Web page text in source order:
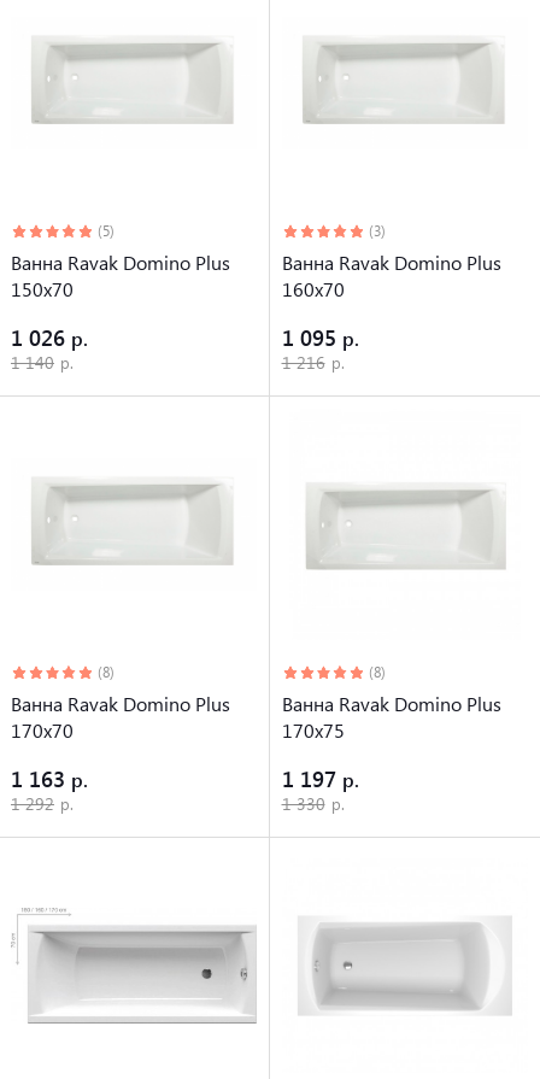
(5)
Ванна Ravak Domino Plus
150х70
1 026
1 140
(3)
Ванна Ravak Domino Plus
160х70
1 095
1 216
(8)
Ванна Ravak Domino Plus
170х70
1 163
1 292
(8)
Ванна Ravak Domino Plus
170х75
1 197
1 330